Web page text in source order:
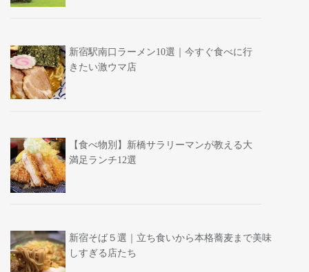
新宿駅南口ラーメン10選｜今すぐ食べに行
きたい激ウマ店
【食べ物別】新橋サラリーマンが教える大
満足ランチ12選
新宿そば５選｜立ち食いから本格蕎麦まで美味
しすぎる店たち